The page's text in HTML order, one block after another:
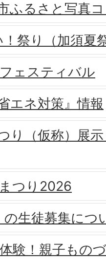
ふるさと写真
祭り（加須夏
ェスティバル
エネ対策』情報
り（仮称）展
つり2026
の生徒募集につ
験！親子もの